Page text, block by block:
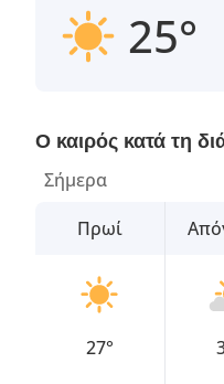
25°
Ο καιρός κατά τη
Σήμερα
Πρωί
27°